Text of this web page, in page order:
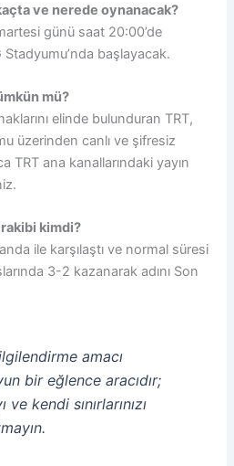
ve nerede oynanacak?
günü saat 20:00’de
başlayacak.
mü?
elinde bulunduran TRT,
üzerinden canlı ve şifresiz
TRT ana kanallarındaki yayın
rakibi kimdi?
ile karşılaştı ve normal süresi
3-2 kazanarak adını Son
amacı
bir eğlence aracıdır;
kendi sınırlarınızı